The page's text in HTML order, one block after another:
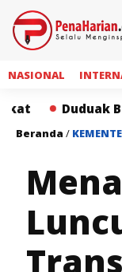
NASIONAL
Basamo
Beranda /